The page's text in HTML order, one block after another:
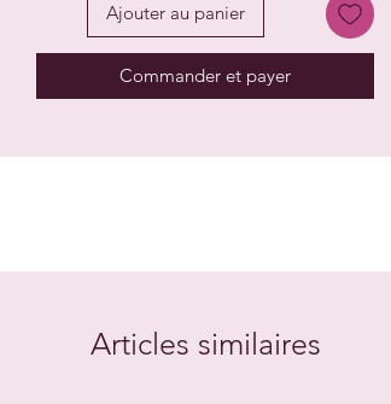
Ajouter au panier
Commander et payer
Articles similaires